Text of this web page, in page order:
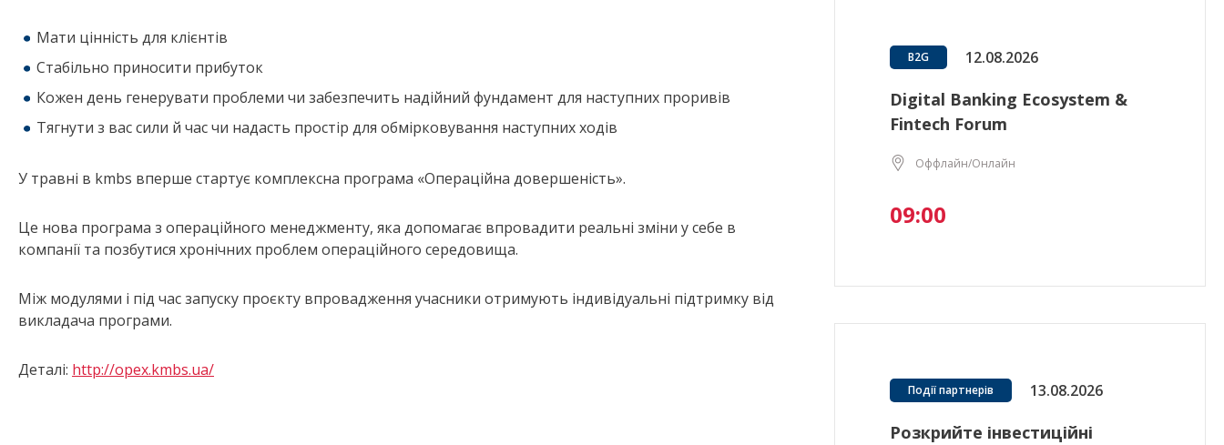
Мати цінність для клієнтів
Стабільно приносити прибуток
Кожен день генерувати проблеми чи забезпечить надійний фундамент для наступних проривів
Тягнути з вас сили й час чи надасть простір для обмірковування наступних ходів
У травні в kmbs вперше стартує комплексна програма «Операційна довершеність».
Це нова програма з операційного менеджменту, яка допомагає впровадити реальні зміни у себе в
компанії та позбутися хронічних проблем операційного середовища.
Між модулями і під час запуску проєкту впровадження учасники отримують індивідуальні підтримку від
викладача програми.
Деталі: http://opex.kmbs.ua/
B2G 12.08.2026
Digital Banking Ecosystem &
Fintech Forum
Оффлайн/Онлайн
09:00
Події партнерів 13.08.2026
Розкрийте інвестиційні